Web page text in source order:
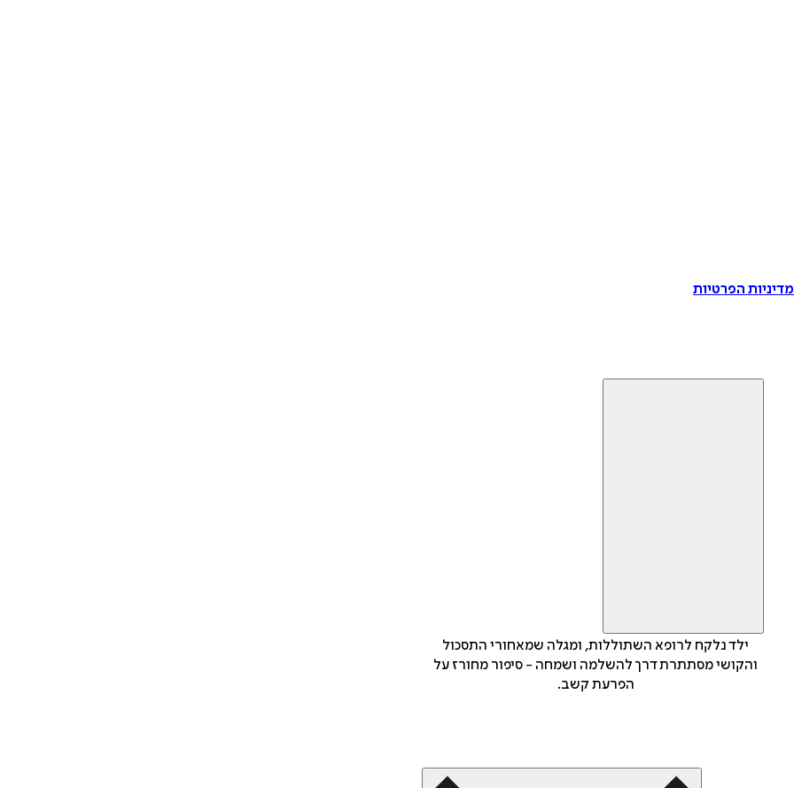
הפרטיות
ילד נלקח לרופא השתוללות, ומגלה שמאחורי התסכול
והקושי מסתתרת דרך להשלמה ושמחה - סיפור מחורז על
הפרעת קשב.